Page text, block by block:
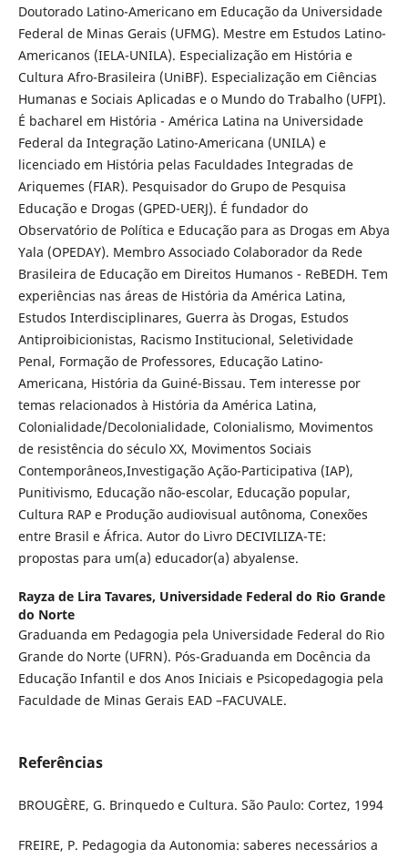
Doutorado Latino-Americano em Educação da Universidade
Federal de Minas Gerais (UFMG). Mestre em Estudos Latino-
Americanos (IELA-UNILA). Especialização em História e
Cultura Afro-Brasileira (UniBF). Especialização em Ciências
Humanas e Sociais Aplicadas e o Mundo do Trabalho (UFPI).
É bacharel em História - América Latina na Universidade
Federal da Integração Latino-Americana (UNILA) e
licenciado em História pelas Faculdades Integradas de
Ariquemes (FIAR). Pesquisador do Grupo de Pesquisa
Educação e Drogas (GPED-UERJ). É fundador do
Observatório de Política e Educação para as Drogas em Abya
Yala (OPEDAY). Membro Associado Colaborador da Rede
Brasileira de Educação em Direitos Humanos - ReBEDH. Tem
experiências nas áreas de História da América Latina,
Estudos Interdisciplinares, Guerra às Drogas, Estudos
Antiproibicionistas, Racismo Institucional, Seletividade
Penal, Formação de Professores, Educação Latino-
Americana, História da Guiné-Bissau. Tem interesse por
temas relacionados à História da América Latina,
Colonialidade/Decolonialidade, Colonialismo, Movimentos
de resistência do século XX, Movimentos Sociais
Contemporâneos,Investigação Ação-Participativa (IAP),
Punitivismo, Educação não-escolar, Educação popular,
Cultura RAP e Produção audiovisual autônoma, Conexões
entre Brasil e África. Autor do Livro DECIVILIZA-TE:
propostas para um(a) educador(a) abyalense.
Rayza de Lira Tavares, Universidade Federal do Rio Grande
do Norte
Graduanda em Pedagogia pela Universidade Federal do Rio
Grande do Norte (UFRN). Pós-Graduanda em Docência da
Educação Infantil e dos Anos Iniciais e Psicopedagogia pela
Faculdade de Minas Gerais EAD –FACUVALE.
Referências
BROUGÈRE, G. Brinquedo e Cultura. São Paulo: Cortez, 1994
FREIRE, P. Pedagogia da Autonomia: saberes necessários a